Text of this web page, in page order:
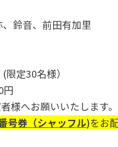
、鈴音、前田有加里
限定30名様）
円
様へお願いいたします。
号券（シャッフル)をお